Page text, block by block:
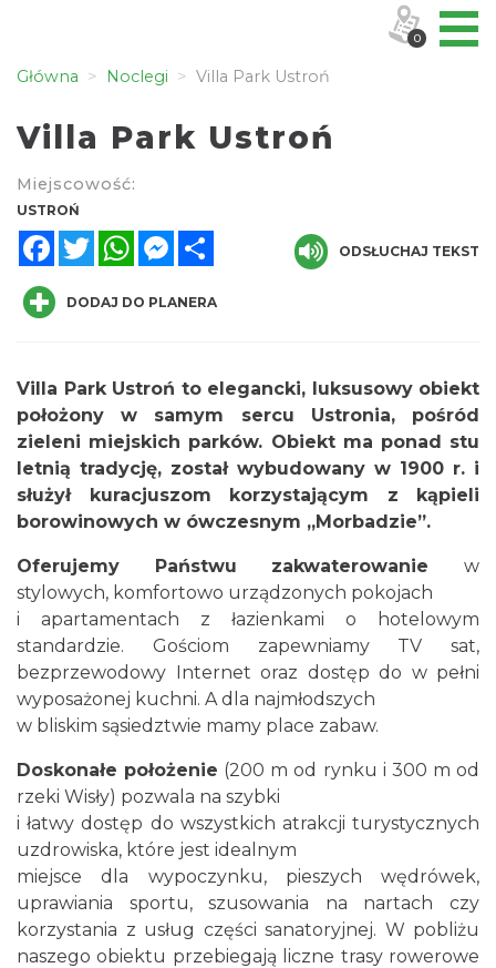
Główna Noclegi Villa Park Ustroń
Villa Park Ustroń
Miejscowość:
USTROŃ
FacebookTwitterWhatsAppMessenger
ODSŁUCHAJ TEKST
DODAJ DO PLANERA
Villa Park Ustroń to elegancki, luksusowy obiekt
położony w samym sercu Ustronia, pośród
zieleni miejskich parków. Obiekt ma ponad stu
letnią tradycję, został wybudowany w 1900 r. i
służył kuracjuszom korzystającym z kąpieli
borowinowych w ówczesnym „Morbadzie”.
Oferujemy Państwu zakwaterowanie w
stylowych, komfortowo urządzonych pokojach
i apartamentach z łazienkami o hotelowym
standardzie. Gościom zapewniamy TV sat,
bezprzewodowy Internet oraz dostęp do w pełni
wyposażonej kuchni. A dla najmłodszych
w bliskim sąsiedztwie mamy place zabaw.
Doskonałe położenie (200 m od rynku i 300 m od
rzeki Wisły) pozwala na szybki
i łatwy dostęp do wszystkich atrakcji turystycznych
uzdrowiska, które jest idealnym
miejsce dla wypoczynku, pieszych wędrówek,
uprawiania sportu, szusowania na nartach czy
korzystania z usług części sanatoryjnej. W pobliżu
naszego obiektu przebiegają liczne trasy rowerowe
0